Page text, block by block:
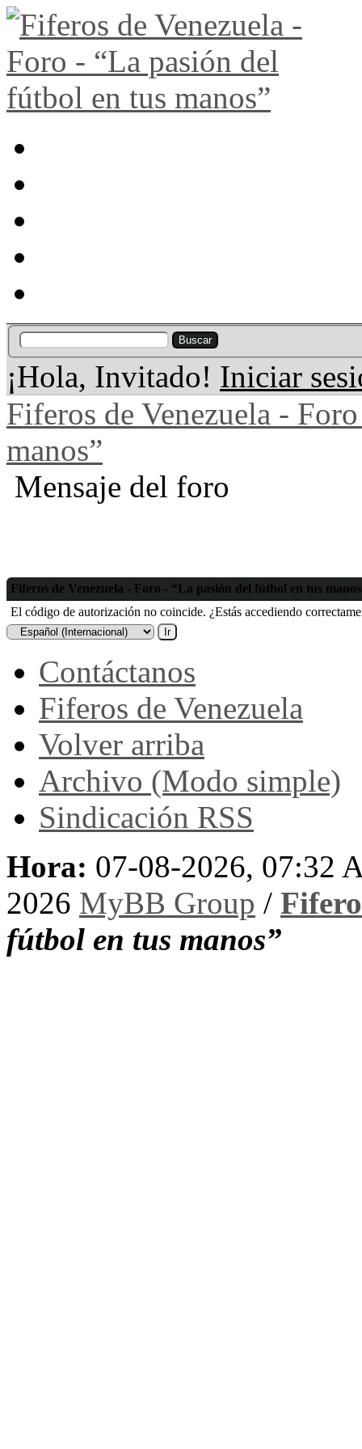
¡Hola, Invitado! Iniciar
Fiferos de Venezuela -
manos”
Mensaje del foro
Fiferos de Venezuela - Foro - “La pasión del fútbol en tus
El código de autorización no coincide. ¿Estás accediendo
Contáctanos
Fiferos de Venezuela
Volver arriba
Archivo (Modo simple)
Sindicación RSS
Hora: 07-08-2026, 07:32
2026 MyBB Group /
fútbol en tus manos”